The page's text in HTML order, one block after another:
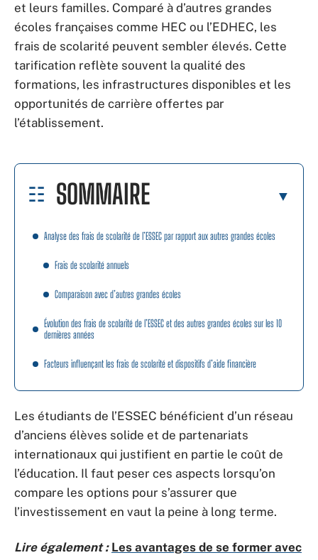
et leurs familles. Comparé à d’autres grandes
écoles françaises comme HEC ou l’EDHEC, les
frais de scolarité peuvent sembler élevés. Cette
tarification reflète souvent la qualité des
formations, les infrastructures disponibles et les
opportunités de carrière offertes par
l’établissement.
SOMMAIRE
Analyse des frais de scolarité de l’ESSEC par rapport aux autres grandes écoles
Frais de scolarité annuels
Comparaison avec d’autres grandes écoles
Évolution des frais de scolarité de l’ESSEC et des autres grandes écoles sur les 10
dernières années
Facteurs influençant les frais de scolarité et dispositifs d’aide financière
Les étudiants de l’ESSEC bénéficient d’un réseau
d’anciens élèves solide et de partenariats
internationaux qui justifient en partie le coût de
l’éducation. Il faut peser ces aspects lorsqu’on
compare les options pour s’assurer que
l’investissement en vaut la peine à long terme.
Lire également : Les avantages de se former avec